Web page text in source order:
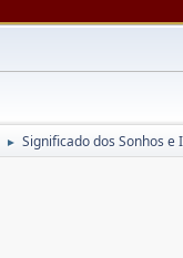
► Significado dos Sonhos